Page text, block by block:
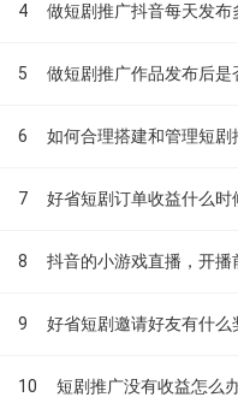
4 做短剧推广抖音每天发布
5 做短剧推广作品发布后是
6 如何合理搭建和管理短剧
7 好省短剧订单收益什么时
8 抖音的小游戏直播，开播
9 好省短剧邀请好友有什么
10 短剧推广没有收益怎么